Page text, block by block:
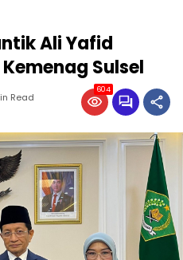
Ali Yafid
Sulsel
Read
604